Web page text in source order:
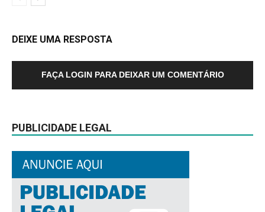
DEIXE UMA RESPOSTA
FAÇA LOGIN PARA DEIXAR UM COMENTÁRIO
PUBLICIDADE LEGAL